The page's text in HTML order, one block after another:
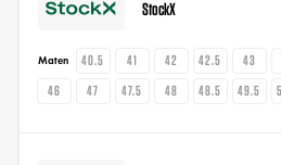
StockX
Maten 40.5 41 42 42.5 43
46
47 47.5 48 48.5 49.5